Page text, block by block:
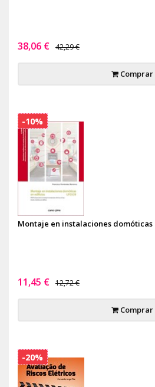
38,06 € 42,29 €
Comprar
Montaje en instalaciones
11,45 € 12,72 €
Comprar
-10%
-20%